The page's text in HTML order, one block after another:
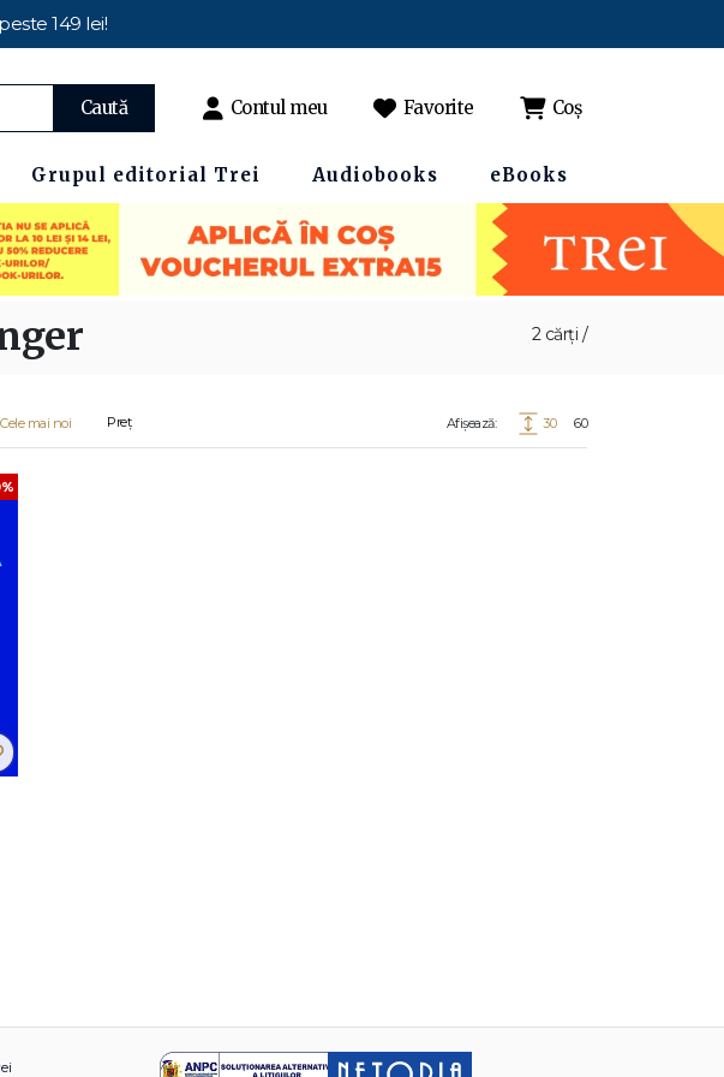
149 lei!
Caută Contul meu Favorite Coș
Grupul editorial Trei Audiobooks eBooks
2 cărți /
Cele mai noi Preț Afișează: 30 60